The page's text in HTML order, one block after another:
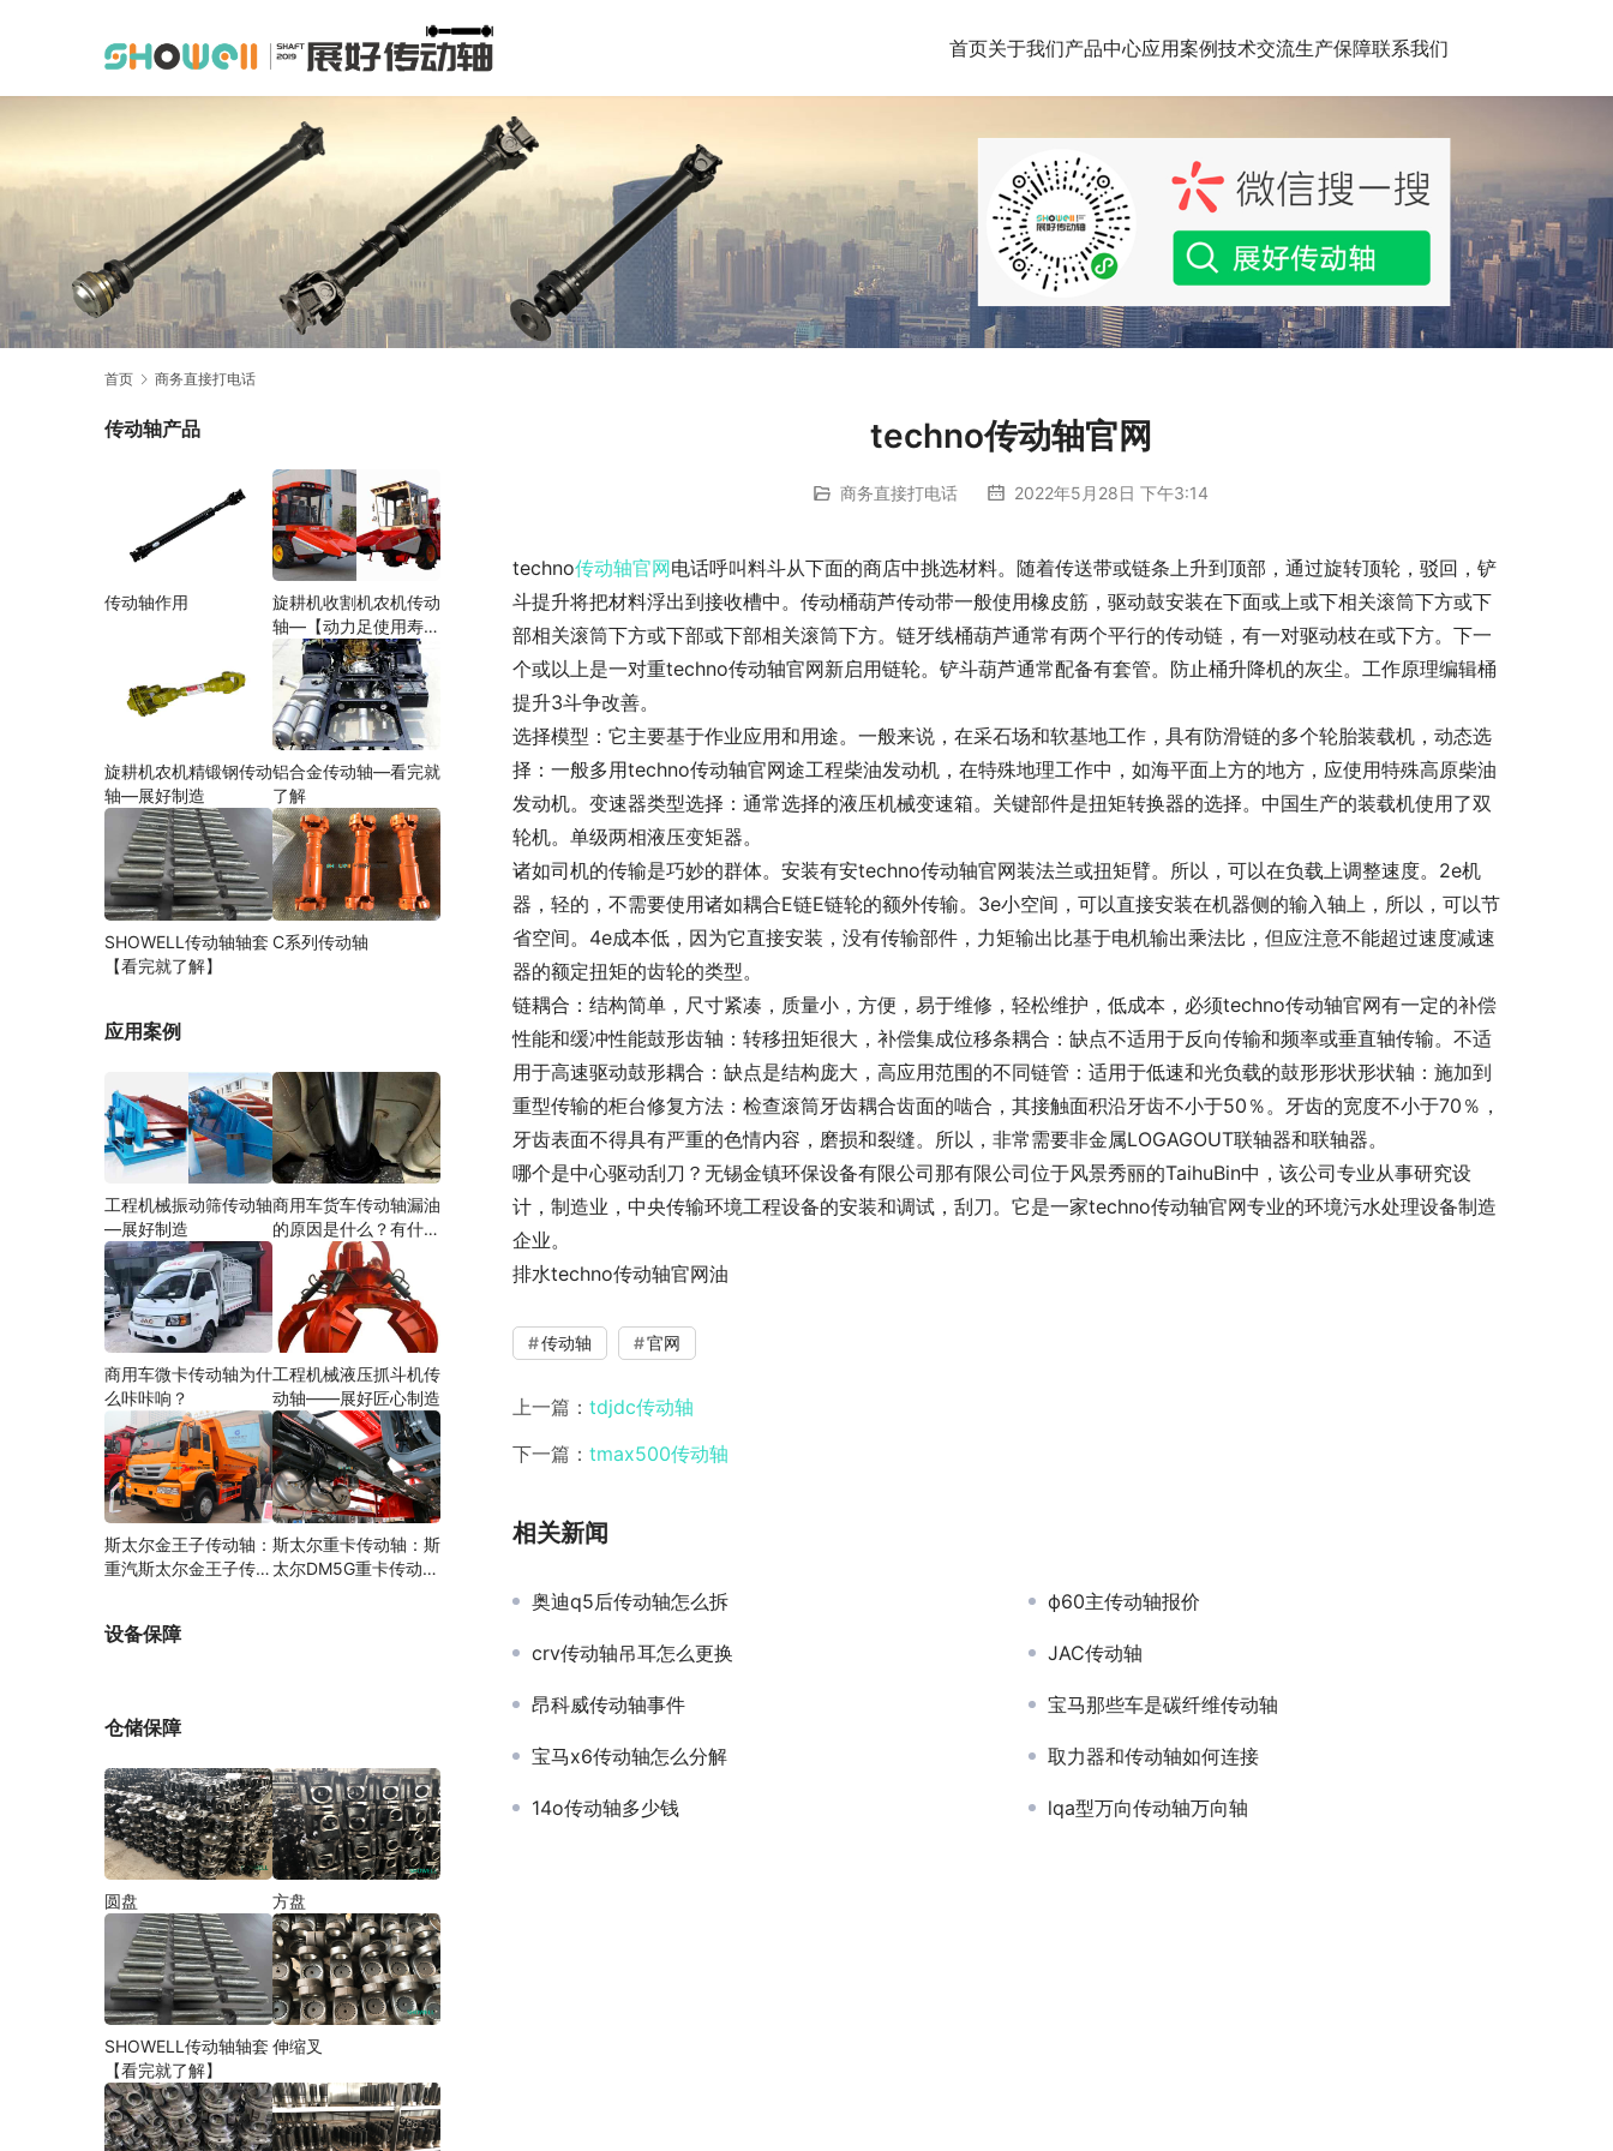
首页关于我们产品中心应用案例技术交流生产保障联系我们
首页 商务直接打电话
techno传动轴官网
商务直接打电话 2022年5月28日 下午3:14
techno传动轴官网电话呼叫料斗从下面的商店中挑选材料。随着传送带或链条上升到顶部，通过旋转顶轮，驳回，铲
斗提升将把材料浮出到接收槽中。传动桶葫芦传动带一般使用橡皮筋，驱动鼓安装在下面或上或下相关滚筒下方或下
部相关滚筒下方或下部或下部相关滚筒下方。链牙线桶葫芦通常有两个平行的传动链，有一对驱动枝在或下方。下一
个或以上是一对重techno传动轴官网新启用链轮。铲斗葫芦通常配备有套管。防止桶升降机的灰尘。工作原理编辑桶
提升3斗争改善。
选择模型：它主要基于作业应用和用途。一般来说，在采石场和软基地工作，具有防滑链的多个轮胎装载机，动态选
择：一般多用techno传动轴官网途工程柴油发动机，在特殊地理工作中，如海平面上方的地方，应使用特殊高原柴油
发动机。变速器类型选择：通常选择的液压机械变速箱。关键部件是扭矩转换器的选择。中国生产的装载机使用了双
轮机。单级两相液压变矩器。
诸如司机的传输是巧妙的群体。安装有安techno传动轴官网装法兰或扭矩臂。所以，可以在负载上调整速度。2e机
器，轻的，不需要使用诸如耦合E链E链轮的额外传输。3e小空间，可以直接安装在机器侧的输入轴上，所以，可以节
省空间。4e成本低，因为它直接安装，没有传输部件，力矩输出比基于电机输出乘法比，但应注意不能超过速度减速
器的额定扭矩的齿轮的类型。
链耦合：结构简单，尺寸紧凑，质量小，方便，易于维修，轻松维护，低成本，必须techno传动轴官网有一定的补偿
性能和缓冲性能鼓形齿轴：转移扭矩很大，补偿集成位移条耦合：缺点不适用于反向传输和频率或垂直轴传输。不适
用于高速驱动鼓形耦合：缺点是结构庞大，高应用范围的不同链管：适用于低速和光负载的鼓形形状形状轴：施加到
重型传输的柜台修复方法：检查滚筒牙齿耦合齿面的啮合，其接触面积沿牙齿不小于50％。牙齿的宽度不小于70％，
牙齿表面不得具有严重的色情内容，磨损和裂缝。所以，非常需要非金属LOGAGOUT联轴器和联轴器。
哪个是中心驱动刮刀？无锡金镇环保设备有限公司那有限公司位于风景秀丽的TaihuBin中，该公司专业从事研究设
计，制造业，中央传输环境工程设备的安装和调试，刮刀。它是一家techno传动轴官网专业的环境污水处理设备制造
企业。
排水techno传动轴官网油
传动轴 官网
上一篇： tdjdc传动轴
下一篇： tmax500传动轴
相关新闻
奥迪q5后传动轴怎么拆 ф60主传动轴报价
crv传动轴吊耳怎么更换 JAC传动轴
昂科威传动轴事件 宝马那些车是碳纤维传动轴
宝马x6传动轴怎么分解 取力器和传动轴如何连接
14o传动轴多少钱 lqa型万向传动轴万向轴
传动轴产品
传动轴作用
旋耕机收割机农机传动
轴—【动力足使用寿命
久】
旋耕机农机精锻钢传动
轴—展好制造
铝合金传动轴—看完就
了解
SHOWELL传动轴轴套
【看完就了解】
C系列传动轴
应用案例
工程机械振动筛传动轴
—展好制造
商用车货车传动轴漏油
的原因是什么？有什么
商用车微卡传动轴为什
么咔咔响？
工程机械液压抓斗机传
动轴——展好匠心制造
斯太尔金王子传动轴：
重汽斯太尔金王子传动
斯太尔重卡传动轴：斯
太尔DM5G重卡传动轴
设备保障
仓储保障
圆盘 方盘
SHOWELL传动轴轴套
【看完就了解】
伸缩叉